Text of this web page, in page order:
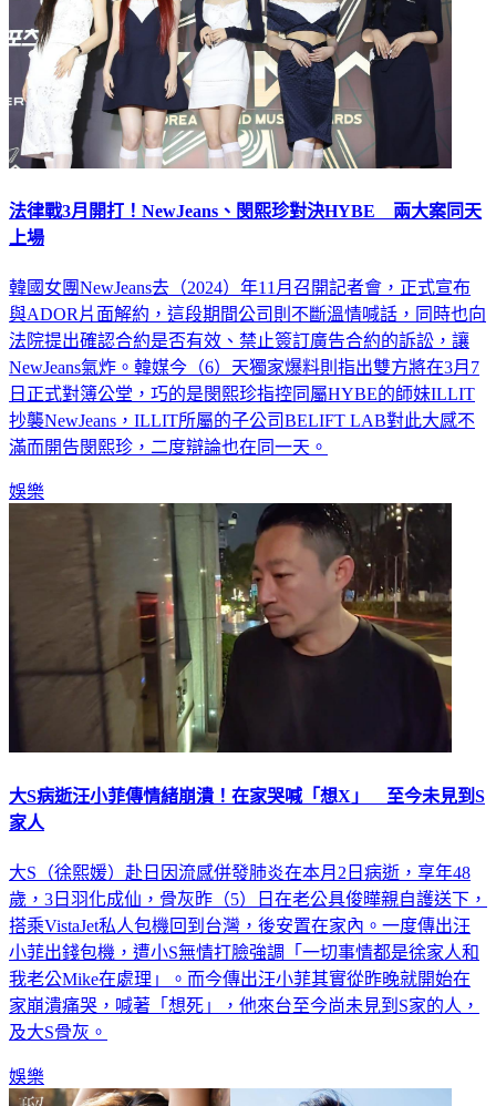
法律戰3月開打！NewJeans、閔熙珍對決HYBE 兩大案同天
上場
韓國女團NewJeans去（2024）年11月召開記者會，正式宣布
與ADOR片面解約，這段期間公司則不斷溫情喊話，同時也向
法院提出確認合約是否有效、禁止簽訂廣告合約的訴訟，讓
NewJeans氣炸。韓媒今（6）天獨家爆料則指出雙方將在3月7
日正式對簿公堂，巧的是閔熙珍指控同屬HYBE的師妹ILLIT
抄襲NewJeans，ILLIT所屬的子公司BELIFT LAB對此大感不
滿而開告閔熙珍，二度辯論也在同一天。
娛樂
大S病逝汪小菲傳情緒崩潰！在家哭喊「想X」 至今未見到S
家人
大S（徐熙媛）赴日因流感併發肺炎在本月2日病逝，享年48
歲，3日羽化成仙，骨灰昨（5）日在老公具俊曄親自護送下，
搭乘VistaJet私人包機回到台灣，後安置在家內。一度傳出汪
小菲出錢包機，遭小S無情打臉強調「一切事情都是徐家人和
我老公Mike在處理」。而今傳出汪小菲其實從昨晚就開始在
家崩潰痛哭，喊著「想死」，他來台至今尚未見到S家的人，
及大S骨灰。
娛樂